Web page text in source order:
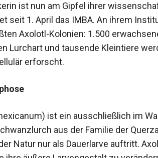
ist nun am Gipfel ihrer
seit 1. April das IMBA. An ihrem
Axolotl-Kolonien: 1.500
Lurchart und tausende Kleintiere
erforscht.
ist ein ausschließlich im
aus der Familie der
Natur nur als Dauerlarve auftritt.